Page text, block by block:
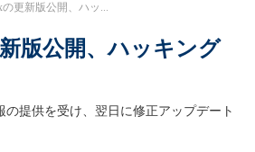
の更新版公開、ハッ...
版公開、ハッキング
提供を受け、翌日に修正アップデート